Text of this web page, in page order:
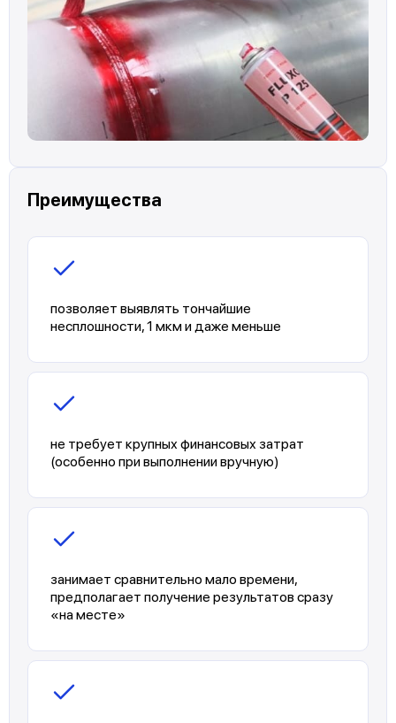
Преимущества
позволяет выявлять тончайшие
несплошности, 1 мкм и даже меньше
не требует крупных финансовых затрат
(особенно при выполнении вручную)
занимает сравнительно мало времени,
предполагает получение результатов сразу
«на месте»